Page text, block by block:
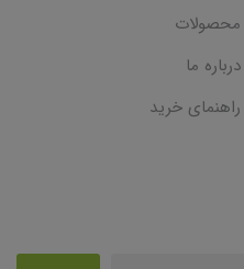
محصولات
درباره ما
راهنمای خرید